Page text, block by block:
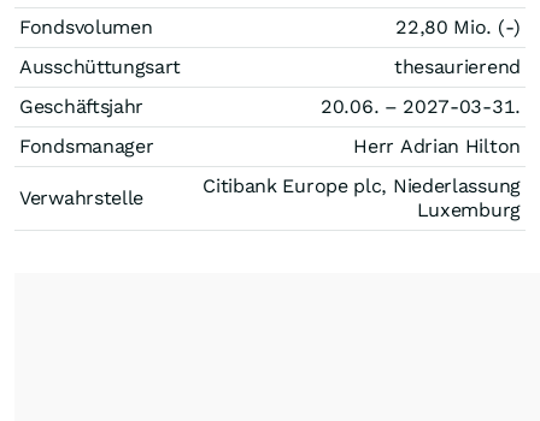
Fondsvolumen
22,80 Mio. (-)
Ausschüttungsart
thesaurierend
Geschäftsjahr
20.06. – 2027-03-31.
Fondsmanager
Herr Adrian Hilton
Verwahrstelle
Citibank Europe plc, Niederlassung
Luxemburg